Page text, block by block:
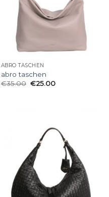
ABRO TASCHEN
abro taschen
€35.00 €25.00